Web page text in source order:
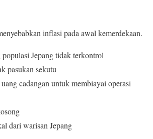
inflasi pada awal kemerdekaan.
populasi Jepang tidak terkontrol
pasukan sekutu
cadangan untuk membiayai operasi
dari warisan Jepang